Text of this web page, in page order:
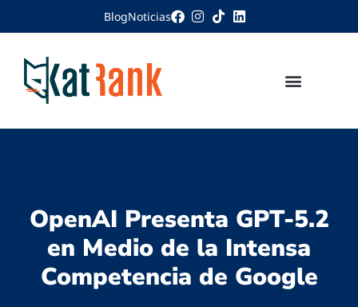
BlogNoticias
OpenAI Presenta GPT-5.2
en Medio de la Intensa
Competencia de Google